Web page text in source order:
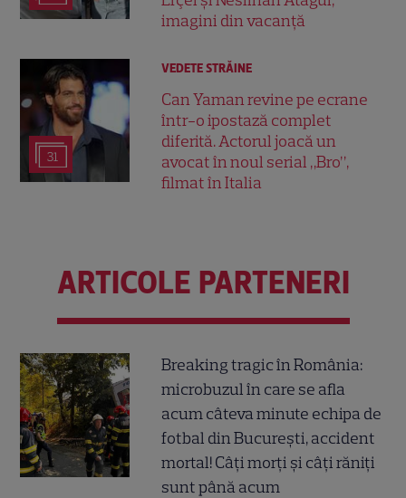
imagini din vacanță
31
VEDETE STRĂINE
Can Yaman revine pe ecrane
într-o ipostază complet
diferită. Actorul joacă un
avocat în noul serial „Bro”,
filmat în Italia
ARTICOLE PARTENERI
Breaking tragic în România:
microbuzul în care se afla
acum câteva minute echipa de
fotbal din București, accident
mortal! Câți morți și câți răniți
sunt până acum